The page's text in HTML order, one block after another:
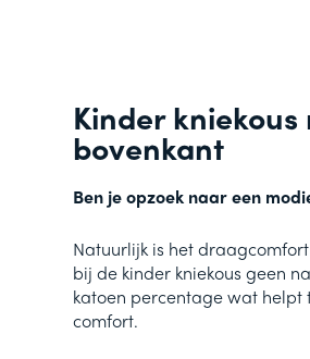
Kinder
bovenkant
Ben je opzoek naar een
Natuurlijk is het
bij de kinder kniekous geen
katoen percentage wat
comfort.